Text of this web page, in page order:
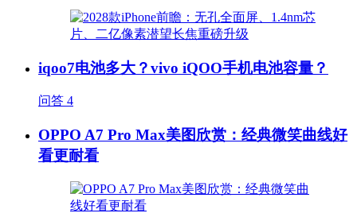
iqoo7电池多大？vivo iQOO手机电池容量？
问答 4
OPPO A7 Pro Max美图欣赏：经典微笑曲线好
看更耐看